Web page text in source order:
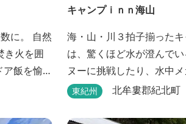
に。 自然
き火を囲
ア飯を愉
。絶景に
キャンプｉｎｎ海山
海・山・川３拍子揃った
は、驚くほど水が澄んで
ヌーに挑戦したり、水中
水族館をのぞいてみたり。 また、ウッディークラフ
東紀州 北牟婁郡紀北町